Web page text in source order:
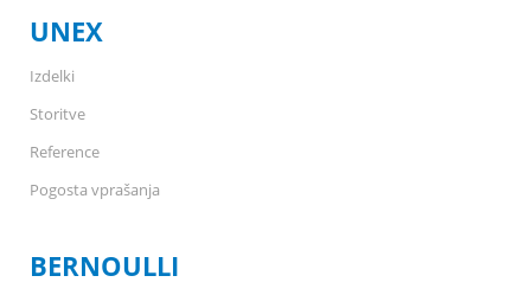
UNEX
Izdelki
Storitve
Reference
Pogosta vprašanja
BERNOULLI